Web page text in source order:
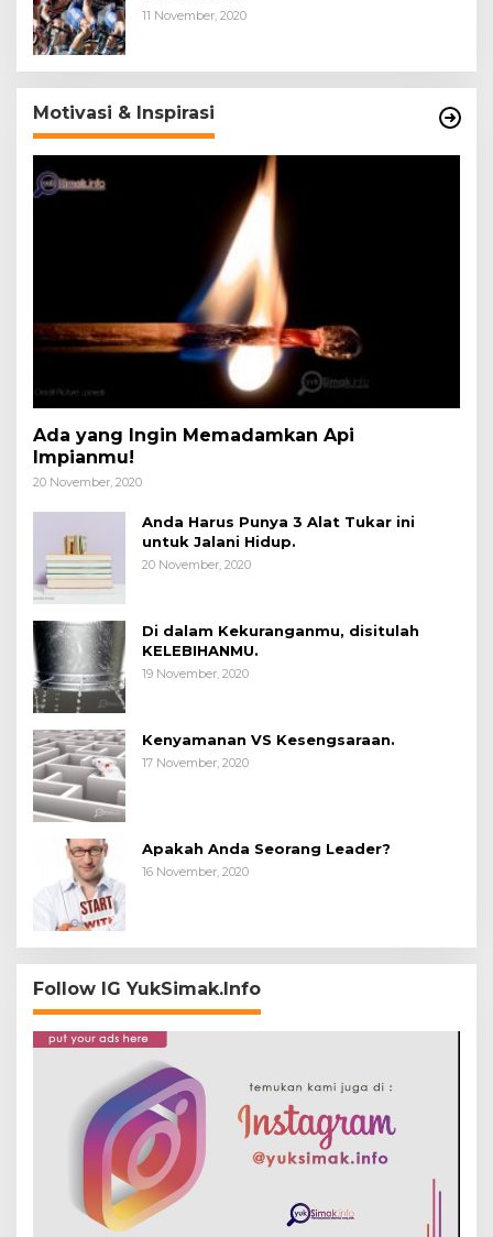
11 November, 2020
Motivasi & Inspirasi
Ada yang Ingin Memadamkan Api
Impianmu!
20 November, 2020
Anda Harus Punya 3 Alat Tukar ini
untuk Jalani Hidup.
20 November, 2020
Di dalam Kekuranganmu, disitulah
KELEBIHANMU.
19 November, 2020
Kenyamanan VS Kesengsaraan.
17 November, 2020
Apakah Anda Seorang Leader?
16 November, 2020
Follow IG YukSimak.Info